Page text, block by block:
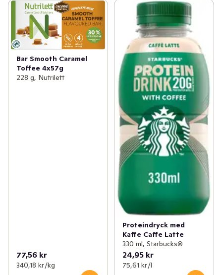
Bar Smooth Caramel
Toffee 4x57g
228 g, Nutrilett
77,56 kr
340,18 kr /kg
Proteindryck med
Kaffe Caffe Latte
330 ml, Starbucks®
24,95 kr
75,61 kr /l